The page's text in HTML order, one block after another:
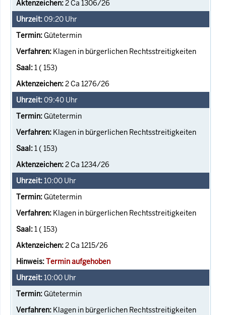
2 Ca 1306/26
09:20 Uhr
Gütetermin
Klagen in bürgerlichen Rechtsstreitigkeiten
1 ( 153)
2 Ca 1276/26
09:40 Uhr
Gütetermin
Klagen in bürgerlichen Rechtsstreitigkeiten
1 ( 153)
2 Ca 1234/26
10:00 Uhr
Gütetermin
Klagen in bürgerlichen Rechtsstreitigkeiten
1 ( 153)
2 Ca 1215/26
Termin aufgehoben
10:00 Uhr
Gütetermin
Klagen in bürgerlichen Rechtsstreitigkeiten